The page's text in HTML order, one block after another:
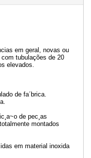
em geral, novas ou
tubulações de 20
elevados.
de fa´brica.
de pec¸as
montados
em material inoxida